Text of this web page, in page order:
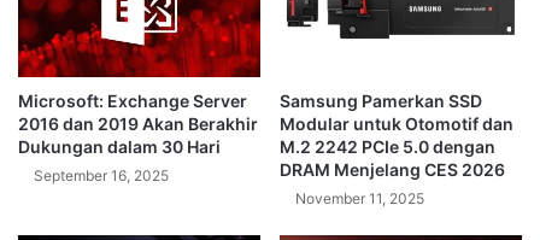
Microsoft: Exchange Server
2016 dan 2019 Akan Berakhir
Dukungan dalam 30 Hari
September 16, 2025
Samsung Pamerkan SSD
Modular untuk Otomotif dan
M.2 2242 PCIe 5.0 dengan
DRAM Menjelang CES 2026
November 11, 2025